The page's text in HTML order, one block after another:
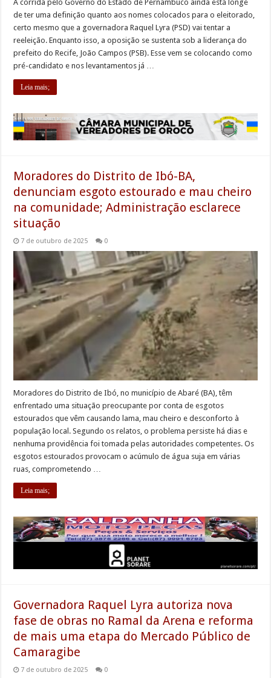
A corrida pelo Governo do Estado de Pernambuco ainda está longe
de ter uma definição quanto aos nomes colocados para o eleitorado,
certo mesmo que a governadora Raquel Lyra (PSD) vai tentar a
reeleição. Enquanto isso, a oposição se sustenta sob a liderança do
prefeito do Recife, João Campos (PSB). Esse vem se colocando como
pré-candidato e nos levantamentos já …
Leia mais;
Moradores do Distrito de Ibó-BA,
denunciam esgoto estourado e mau cheiro
na comunidade; Administração esclarece
situação
7 de outubro de 2025 0
Moradores do Distrito de Ibó, no município de Abaré (BA), têm
enfrentado uma situação preocupante por conta de esgotos
estourados que vêm causando lama, mau cheiro e desconforto à
população local. Segundo os relatos, o problema persiste há dias e
nenhuma providência foi tomada pelas autoridades competentes. Os
esgotos estourados provocam o acúmulo de água suja em várias
ruas, comprometendo …
Leia mais;
Governadora Raquel Lyra autoriza nova
fase de obras no Ramal da Arena e reforma
de mais uma etapa do Mercado Público de
Camaragibe
7 de outubro de 2025 0